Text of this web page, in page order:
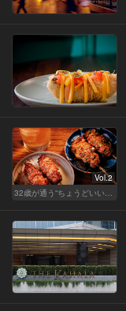
Vol.2